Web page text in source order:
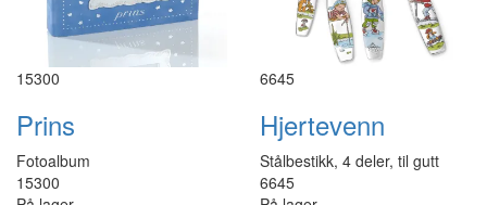
15300
Prins
Fotoalbum
15300
6645
Hjertevenn
Stålbestikk, 4 deler, til gutt
6645